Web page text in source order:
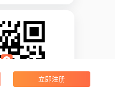
立即注册